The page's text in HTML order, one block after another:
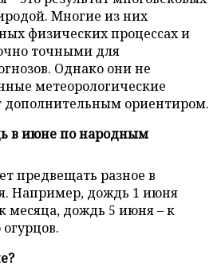
Многие из них
физических процессах и
точными для
Однако они не
метеорологические
дополнительным ориентиром.
в июне по народным
предвещать разное в
Например, дождь 1 июня
месяца, дождь 5 июня – к